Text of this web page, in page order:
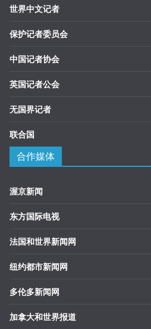
世界中文记者
保护记者委员会
中国记者协会
英国记者公会
无国界记者
联合国
合作媒体
渥京新闻
东方国际电视
法国和世界新闻网
纽约都市新闻网
多伦多新闻网
加拿大和世界报道